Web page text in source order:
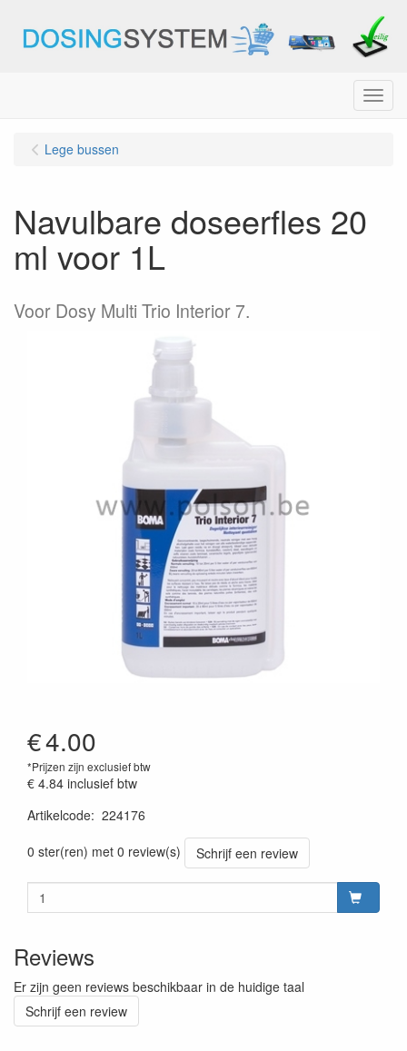
Menu
Lege bussen
Navulbare doseerfles 20
ml voor 1L
Voor Dosy Multi Trio Interior 7.
€4.00
*Prijzen zijn exclusief btw
€ 4.84 inclusief btw
Artikelcode: 224176
0 ster(ren) met 0 review(s)
Schrijf een review
Reviews
Er zijn geen reviews beschikbaar in de huidige taal
Schrijf een review